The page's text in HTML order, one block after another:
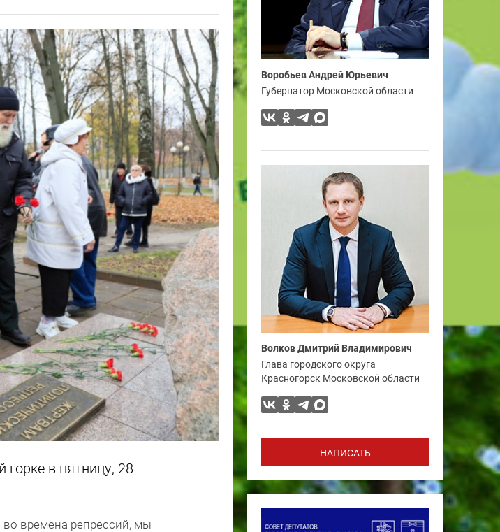
в пятницу, 28
времена репрессий, мы
Воробьев Андрей Юрьевич
Губернатор Московской области
Волков Дмитрий Владимирович
Глава городского округа
Красногорск Московской области
НАПИСАТЬ